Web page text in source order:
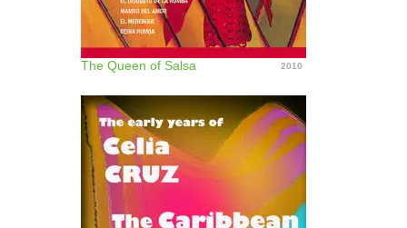
The Queen of Salsa 2010